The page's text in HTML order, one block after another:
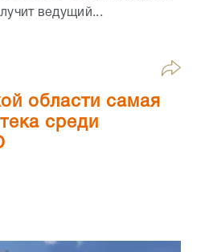
ведущий...
области самая
среди